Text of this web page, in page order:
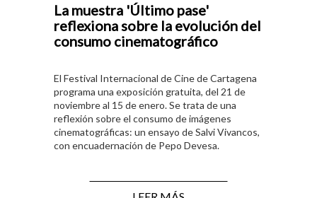
La muestra 'Último pase'
reflexiona sobre la evolución del
consumo cinematográfico
El Festival Internacional de Cine de Cartagena
programa una exposición gratuita, del 21 de
noviembre al 15 de enero. Se trata de una
reflexión sobre el consumo de imágenes
cinematográficas: un ensayo de Salvi Vivancos,
con encuadernación de Pepo Devesa.